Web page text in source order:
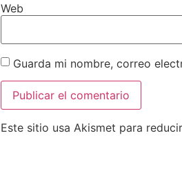
Web
Guarda mi nombre, correo
Este sitio usa Akismet para